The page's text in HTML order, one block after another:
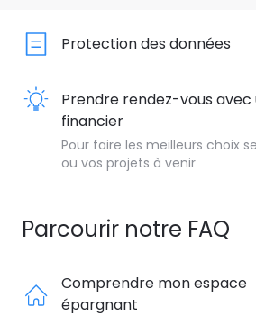
Protection des données
Prendre rendez-vous avec
financier
Pour faire les meilleurs choix
ou vos projets à venir
Parcourir notre FAQ
Comprendre mon espace
épargnant